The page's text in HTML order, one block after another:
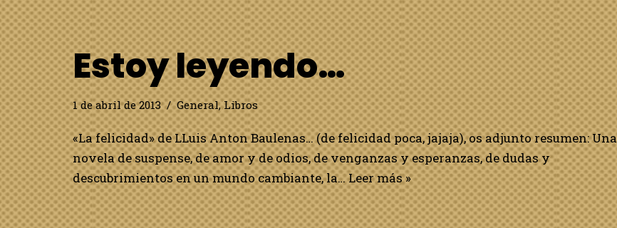
Estoy leyendo…
1 de abril de 2013 General,Libros
«La felicidad» de LLuis Anton Baulenas… (de felicidad poca, jajaja), os adjunto resumen: Una
novela de suspense, de amor y de odios, de venganzas y esperanzas, de dudas y
descubrimientos en un mundo cambiante, la…Leer más »